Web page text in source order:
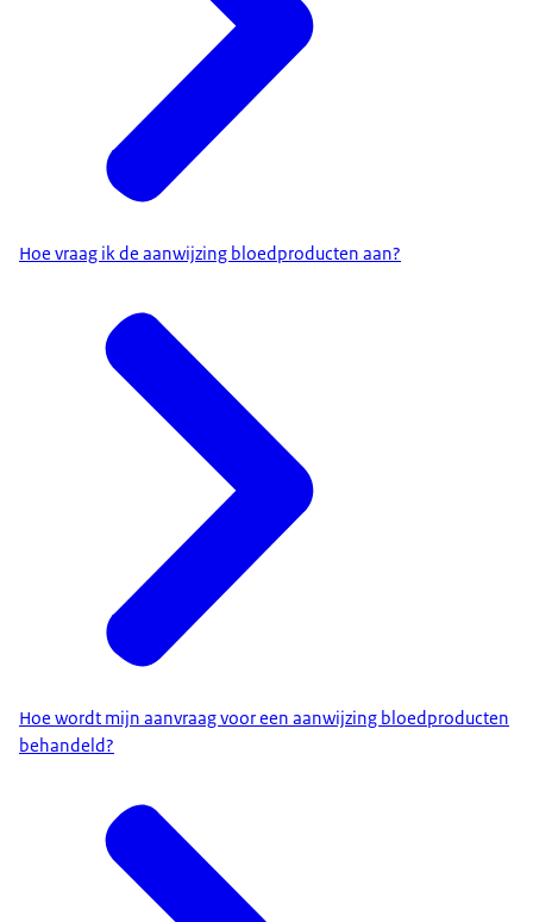
Hoe vraag ik de aanwijzing bloedproducten aan?
Hoe wordt mijn aanvraag voor een aanwijzing bloedproducten
behandeld?